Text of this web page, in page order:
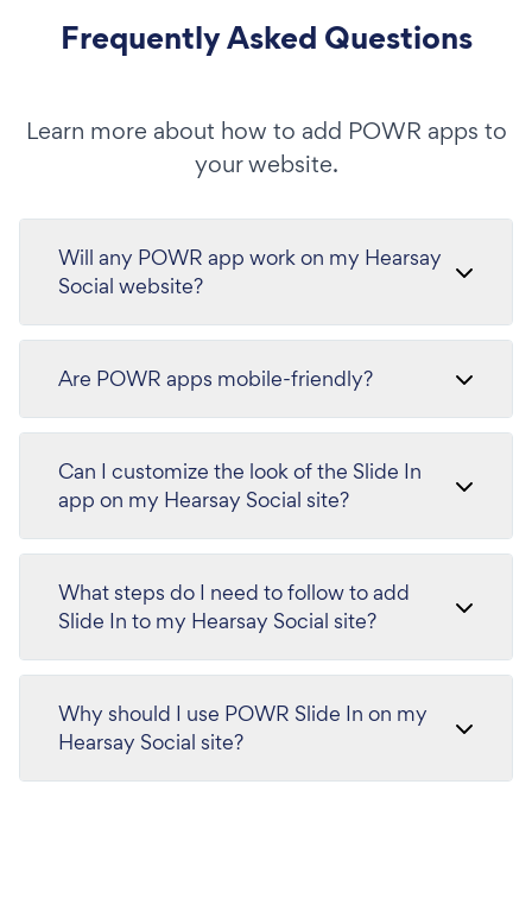
Frequently Asked Questions
Learn more about how to add POWR apps to
your website.
Will any POWR app work on my Hearsay
Social website?
Are POWR apps mobile-friendly?
Can I customize the look of the Slide In
app on my Hearsay Social site?
What steps do I need to follow to add
Slide In to my Hearsay Social site?
Why should I use POWR Slide In on my
Hearsay Social site?